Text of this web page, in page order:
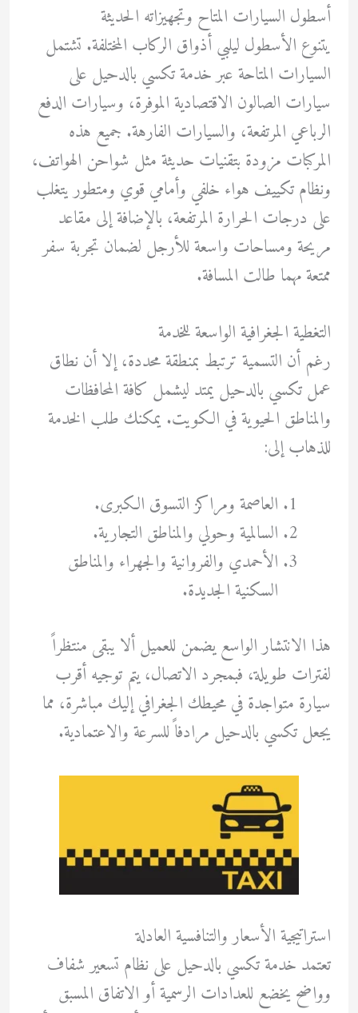
أسطول السيارات المتاح وتجهيزاته الحديثة
يتنوع الأسطول ليلبي أذواق الركاب المختلفة. تشتمل
السيارات المتاحة عبر خدمة تكسي بالدحيل على
سيارات الصالون الاقتصادية الموفرة، وسيارات الدفع
الرباعي المرتفعة، والسيارات الفارهة. جميع هذه
المركبات مزودة بتقنيات حديثة مثل شواحن الهواتف،
ونظام تكييف هواء خلفي وأمامي قوي ومتطور يتغلب
على درجات الحرارة المرتفعة، بالإضافة إلى مقاعد
مريحة ومساحات واسعة للأرجل لضمان تجربة سفر
ممتعة مهما طالت المسافة.
التغطية الجغرافية الواسعة للخدمة
رغم أن التسمية ترتبط بمنطقة محددة، إلا أن نطاق
عمل تكسي بالدحيل يمتد ليشمل كافة المحافظات
والمناطق الحيوية في الكويت. يمكنك طلب الخدمة
للذهاب إلى:
العاصمة ومراكز التسوق الكبرى.
السالمية وحولي والمناطق التجارية.
الأحمدي والفروانية والجهراء والمناطق
السكنية الجديدة.
هذا الانتشار الواسع يضمن للعميل ألا يبقى منتظراً
لفترات طويلة، فبمجرد الاتصال، يتم توجيه أقرب
سيارة متواجدة في محيطك الجغرافي إليك مباشرة، مما
يجعل تكسي بالدحيل مرادفاً للسرعة والاعتمادية.
استراتيجية الأسعار والتنافسية العادلة
تعتمد خدمة تكسي بالدحيل على نظام تسعير شفاف
وواضح يخضع للعدادات الرسمية أو الاتفاق المسبق